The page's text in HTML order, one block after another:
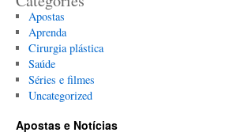
Apostas
Aprenda
Cirurgia plástica
Saúde
Séries e filmes
Uncategorized
Apostas e Notícias